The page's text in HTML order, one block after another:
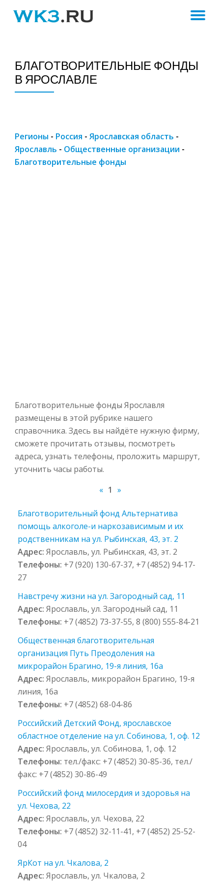
БЛАГОТВОРИТЕЛЬНЫЕ ФОНДЫ
В ЯРОСЛАВЛЕ
Регионы - Россия - Ярославская область -
Ярославль - Общественные организации -
Благотворительные фонды
Благотворительные фонды Ярославля
размещены в этой рубрике нашего
справочника. Здесь вы найдёте нужную фирму,
сможете прочитать отзывы, посмотреть
адреса, узнать телефоны, проложить маршрут,
уточнить часы работы.
« 1 »
Благотворительный фонд Альтернатива
помощь алкоголе-и наркозависимым и их
родственникам на ул. Рыбинская, 43, эт. 2
Адрес:Ярославль, ул. Рыбинская, 43, эт. 2
Телефоны: +7 (920) 130-67-37, +7 (4852) 94-17-
27
Навстречу жизни на ул. Загородный сад, 11
Адрес:Ярославль, ул. Загородный сад, 11
Телефоны: +7 (4852) 73-37-55, 8 (800) 555-84-21
Общественная благотворительная
организация Путь Преодоления на
микрорайон Брагино, 19-я линия, 16а
Адрес:Ярославль, микрорайон Брагино, 19-я
линия, 16а
Телефоны: +7 (4852) 68-04-86
Российский Детский Фонд, ярославское
областное отделение на ул. Собинова, 1, оф. 12
Адрес:Ярославль, ул. Собинова, 1, оф. 12
Телефоны: тел./факс: +7 (4852) 30-85-36, тел./
факс: +7 (4852) 30-86-49
Российский фонд милосердия и здоровья на
ул. Чехова, 22
Адрес:Ярославль, ул. Чехова, 22
Телефоны: +7 (4852) 32-11-41, +7 (4852) 25-52-
04
ЯрКот на ул. Чкалова, 2
Адрес:Ярославль, ул. Чкалова, 2